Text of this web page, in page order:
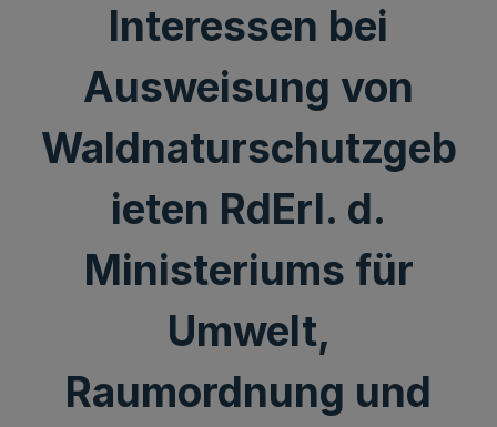
Interessen bei
Ausweisung von
Waldnaturschutzgeb
ieten RdErl. d.
Ministeriums für
Umwelt,
Raumordnung und